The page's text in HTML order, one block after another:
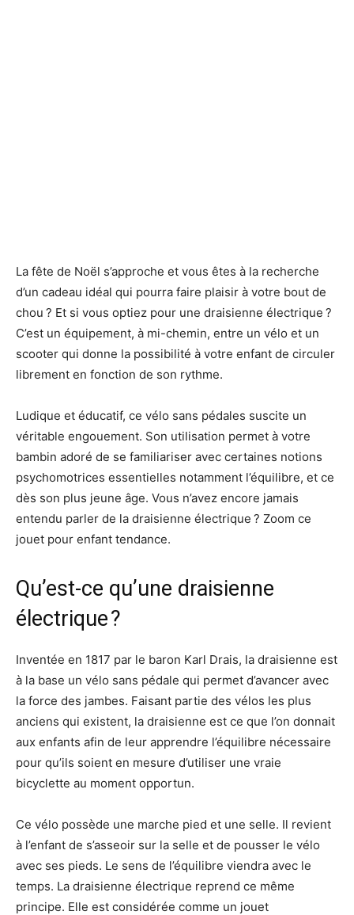
La fête de Noël s’approche et vous êtes à la recherche
d’un cadeau idéal qui pourra faire plaisir à votre bout de
chou ? Et si vous optiez pour une draisienne électrique ?
C’est un équipement, à mi-chemin, entre un vélo et un
scooter qui donne la possibilité à votre enfant de circuler
librement en fonction de son rythme.
Ludique et éducatif, ce vélo sans pédales suscite un
véritable engouement. Son utilisation permet à votre
bambin adoré de se familiariser avec certaines notions
psychomotrices essentielles notamment l’équilibre, et ce
dès son plus jeune âge. Vous n’avez encore jamais
entendu parler de la draisienne électrique ? Zoom ce
jouet pour enfant tendance.
Qu’est-ce qu’une draisienne
électrique ?
Inventée en 1817 par le baron Karl Drais, la draisienne est
à la base un vélo sans pédale qui permet d’avancer avec
la force des jambes. Faisant partie des vélos les plus
anciens qui existent, la draisienne est ce que l’on donnait
aux enfants afin de leur apprendre l’équilibre nécessaire
pour qu’ils soient en mesure d’utiliser une vraie
bicyclette au moment opportun.
Ce vélo possède une marche pied et une selle. Il revient
à l’enfant de s’asseoir sur la selle et de pousser le vélo
avec ses pieds. Le sens de l’équilibre viendra avec le
temps. La draisienne électrique reprend ce même
principe. Elle est considérée comme un jouet